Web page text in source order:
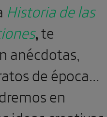
Historia de las
,te
anécdotas,
de época…
en